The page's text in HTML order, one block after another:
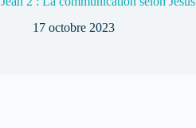
17 octobre 2023